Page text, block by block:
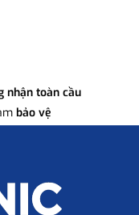
nhận toàn cầu
bảo vệ